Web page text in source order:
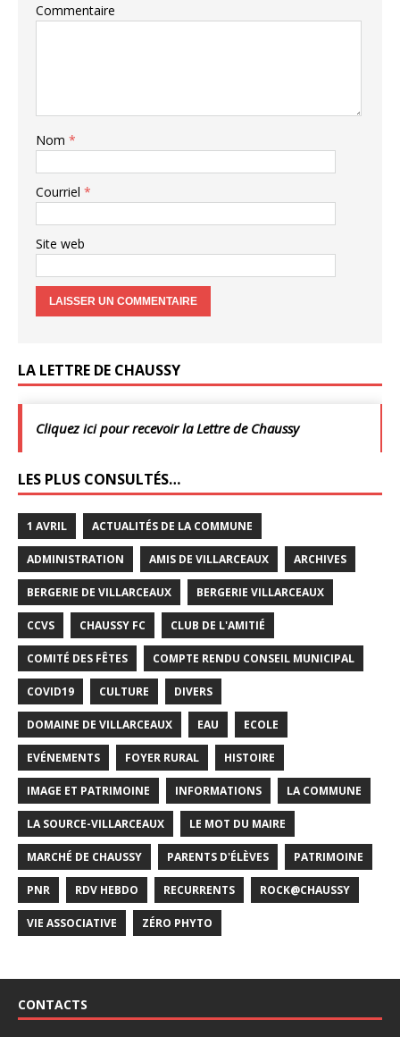
Commentaire
Nom *
Courriel *
Site web
LA LETTRE DE CHAUSSY
Cliquez ici pour recevoir la Lettre de Chaussy
LES PLUS CONSULTÉS…
1 AVRIL ACTUALITÉS DE LA COMMUNE
ADMINISTRATION AMIS DE VILLARCEAUX ARCHIVES
BERGERIE DE VILLARCEAUX BERGERIE VILLARCEAUX
CCVS CHAUSSY FC CLUB DE L'AMITIÉ
COMITÉ DES FÊTES COMPTE RENDU CONSEIL MUNICIPAL
COVID19 CULTURE DIVERS
DOMAINE DE VILLARCEAUX EAU ECOLE
EVÉNEMENTS FOYER RURAL HISTOIRE
IMAGE ET PATRIMOINE INFORMATIONS LA COMMUNE
LA SOURCE-VILLARCEAUX LE MOT DU MAIRE
MARCHÉ DE CHAUSSY PARENTS D'ÉLÈVES PATRIMOINE
PNR RDV HEBDO RECURRENTS ROCK@CHAUSSY
VIE ASSOCIATIVE ZÉRO PHYTO
CONTACTS